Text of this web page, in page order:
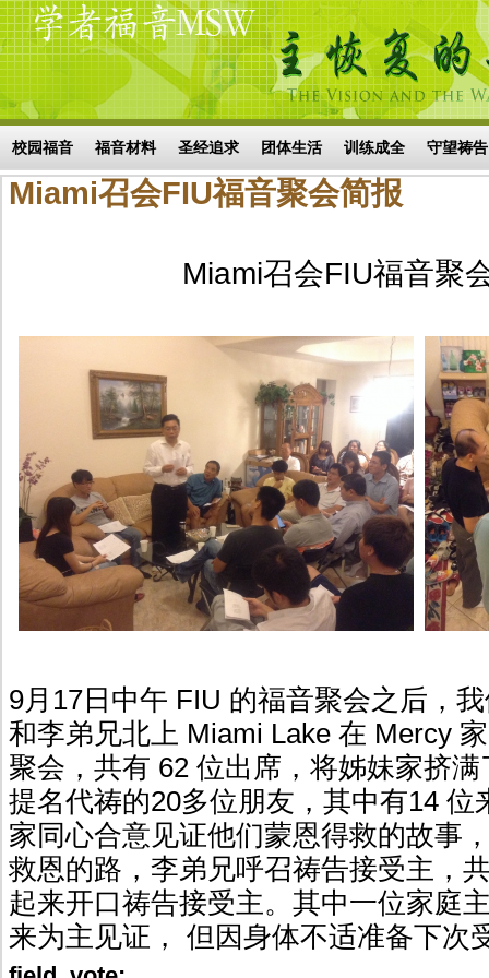
Skip to main content
搜索表单
校园福音 福音材料 圣经追求 团体生活 训练成全 守望祷告
Miami召会FIU福音聚会简报
Miami召会FIU福音聚
9月17日中午 FIU 的福音聚会之后，
和李弟兄北上 Miami Lake 在 Mercy
聚会，共有 62 位出席，将姊妹家挤
提名代祷的20多位朋友，其中有14 位
家同心合意见证他们蒙恩得救的故事
救恩的路，李弟兄呼召祷告接受主，
起来开口祷告接受主。其中一位家庭
来为主见证， 但因身体不适准备下次